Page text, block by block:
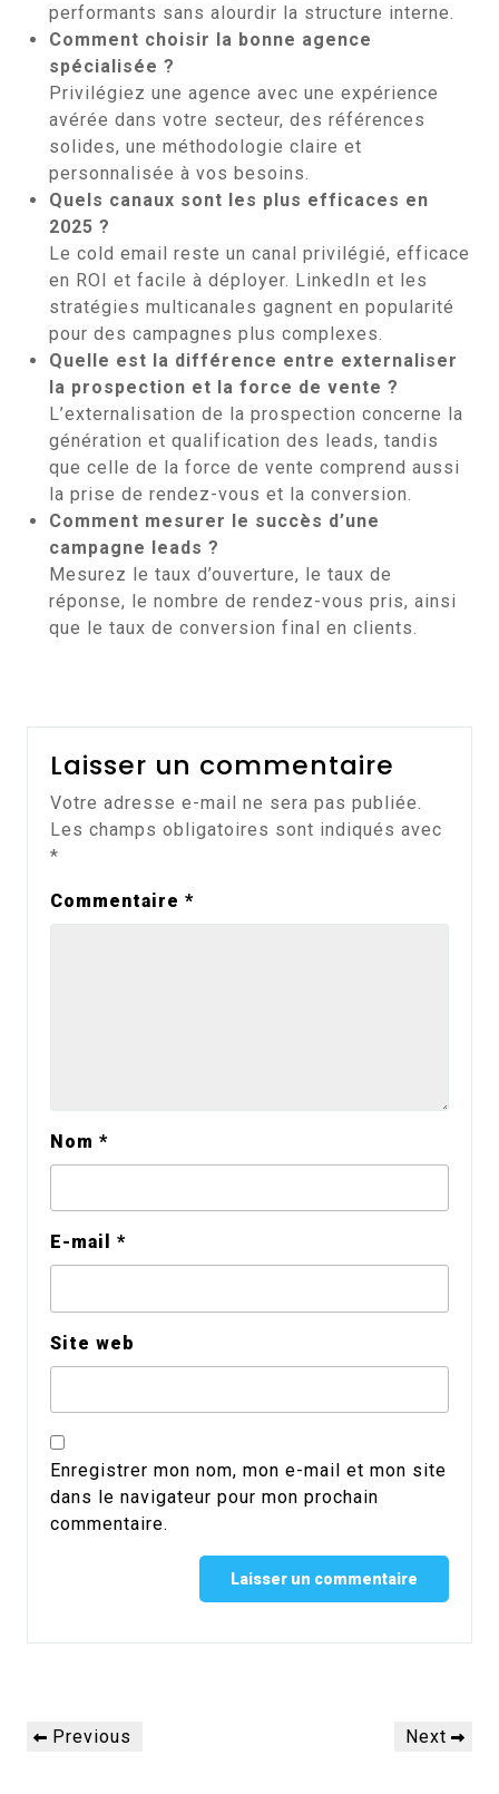
performants sans alourdir la structure interne.
Comment choisir la bonne agence
spécialisée ?
Privilégiez une agence avec une expérience
avérée dans votre secteur, des références
solides, une méthodologie claire et
personnalisée à vos besoins.
Quels canaux sont les plus efficaces en
2025 ?
Le cold email reste un canal privilégié, efficace
en ROI et facile à déployer. LinkedIn et les
stratégies multicanales gagnent en popularité
pour des campagnes plus complexes.
Quelle est la différence entre externaliser
la prospection et la force de vente ?
L’externalisation de la prospection concerne la
génération et qualification des leads, tandis
que celle de la force de vente comprend aussi
la prise de rendez-vous et la conversion.
Comment mesurer le succès d’une
campagne leads ?
Mesurez le taux d’ouverture, le taux de
réponse, le nombre de rendez-vous pris, ainsi
que le taux de conversion final en clients.
Laisser un commentaire
Votre adresse e-mail ne sera pas publiée.
Les champs obligatoires sont indiqués avec
*
Commentaire *
Nom *
E-mail *
Site web
Enregistrer mon nom, mon e-mail et mon site
dans le navigateur pour mon prochain
commentaire.
Navigation
dePrevious
Previous
Next
Next